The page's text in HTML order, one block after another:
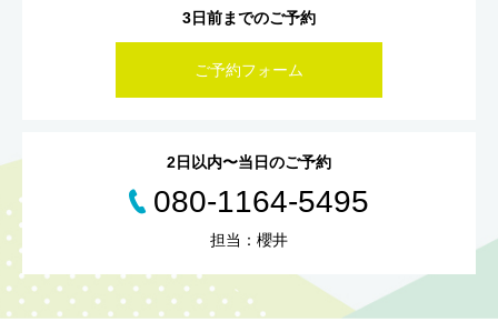
3日前までのご予約
ご予約フォーム
2日以内〜当日のご予約
080-1164-5495
担当：櫻井